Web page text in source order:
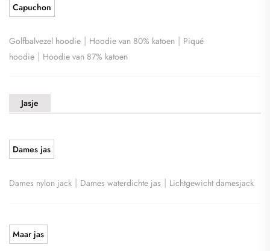
Capuchon
Golfbalvezel hoodie | Hoodie van 80% katoen | Piqué
hoodie | Hoodie van 87% katoen
Jasje
Dames jas
Dames nylon jack | Dames waterdichte jas | Lichtgewicht damesjack
Maar jas